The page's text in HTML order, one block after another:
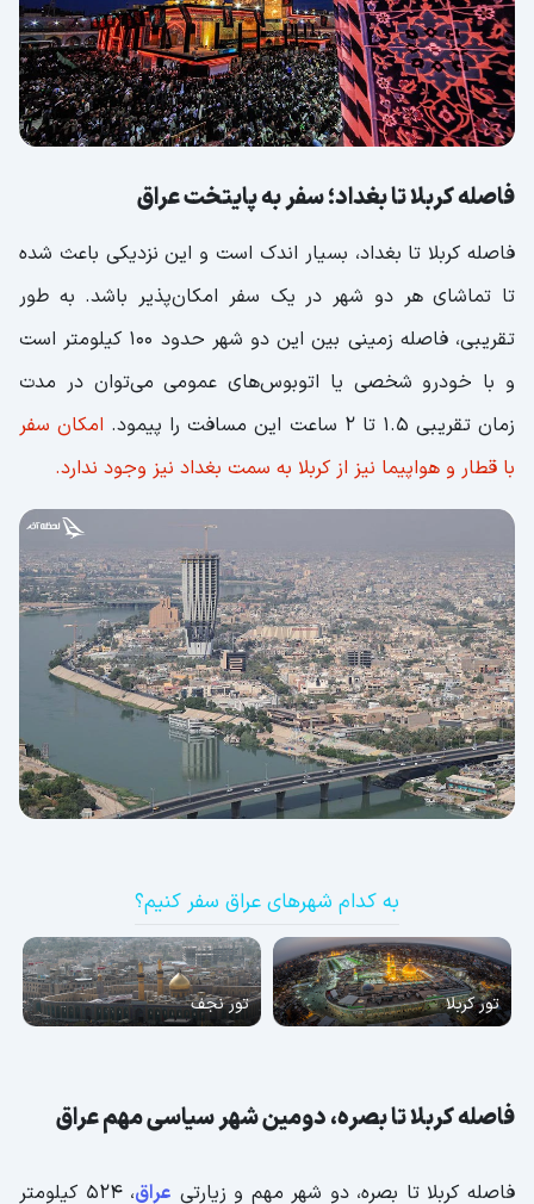
فاصله کربلا تا بغداد؛ سفر به پایتخت عراق
فاصله کربلا تا بغداد، بسیار اندک است و این نزدیکی باعث شده
تا تماشای هر دو شهر در یک سفر امکان‌پذیر باشد. به طور
تقریبی، فاصله زمینی بین این دو شهر حدود 100 کیلومتر است
و با خودرو شخصی یا اتوبوس‌های عمومی می‌توان در مدت
زمان تقریبی 1.5 تا 2 ساعت این مسافت را پیمود.
امکان سفر
با قطار و هواپیما نیز از کربلا به سمت بغداد نیز وجود ندارد.
به کدام شهرهای عراق سفر کنیم؟
تور کربلا تور نجف
فاصله کربلا تا بصره، دومین شهر سیاسی مهم عراق
فاصله کربلا تا بصره، دو شهر مهم و زیارتی عراق
، 524 کیلومتر